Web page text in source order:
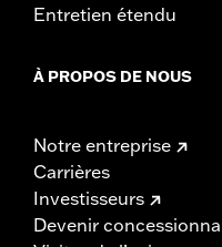
Entretien étendu
À PROPOS DE NOUS
Notre entreprise
Carrières
Investisseurs
Devenir